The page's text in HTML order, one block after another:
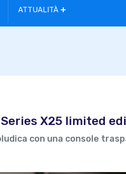
ATTUALITÀ
X25 limited
con una console